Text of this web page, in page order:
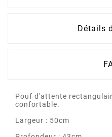
Détails
Pouf d'attente
confortable.
Largeur : 50cm